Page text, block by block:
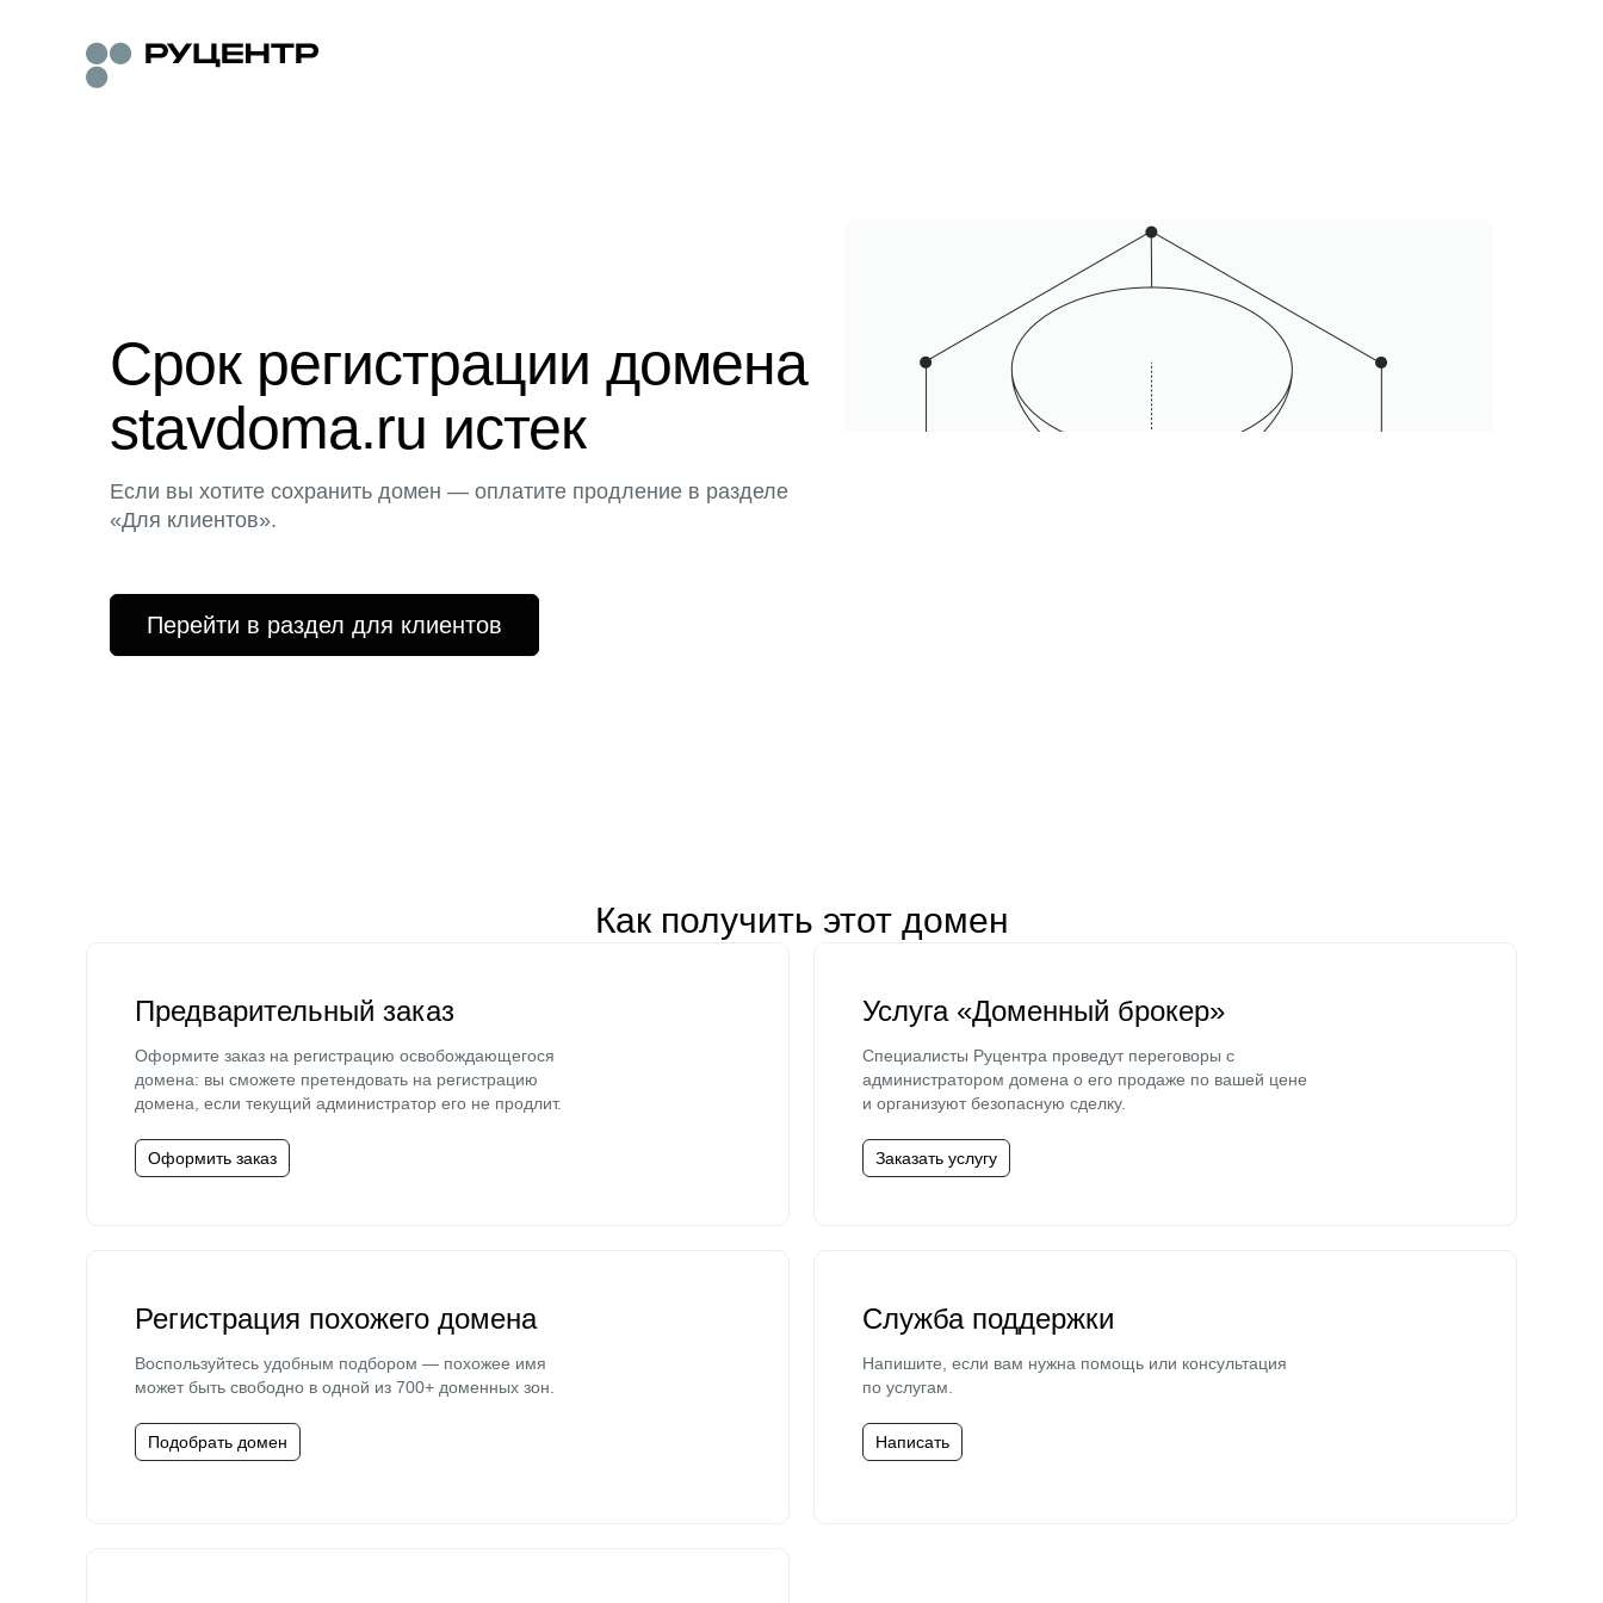
Срок регистрации домена
stavdoma.ru истек
Если вы хотите сохранить домен — оплатите продление в разделе
«Для клиентов».
Перейти в раздел для клиентов
Как получить этот домен
Предварительный заказ
Оформите заказ на регистрацию освобождающегося
домена: вы сможете претендовать на регистрацию
домена, если текущий администратор его не продлит.
Оформить заказ
Услуга «Доменный брокер»
Специалисты Руцентра проведут переговоры с
администратором домена о его продаже по вашей цене
и организуют безопасную сделку.
Заказать услугу
Регистрация похожего домена
Воспользуйтесь удобным подбором — похожее имя
может быть свободно в одной из 700+ доменных зон.
Подобрать домен
Служба поддержки
Напишите, если вам нужна помощь или консультация
по услугам.
Написать